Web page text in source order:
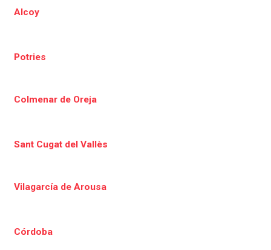
Alcoy
Potries
Colmenar de Oreja
Sant Cugat del Vallès
Vilagarcía de Arousa
Córdoba